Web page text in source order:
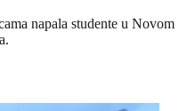
napala studente u Novom